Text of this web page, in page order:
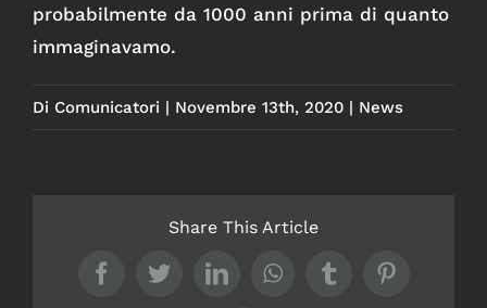
probabilmente da 1000 anni prima di quanto
immaginavamo.
Di Comunicatori | Novembre 13th, 2020 | News
Share This Article
FacebookTwitterLinkedInWhatsApp
Tumblr